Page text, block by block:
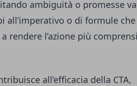
ambiguità o promesse
all’imperativo o di formule che
rendere l’azione più
all’efficacia della CTA,